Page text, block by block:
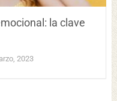
la clave
2023